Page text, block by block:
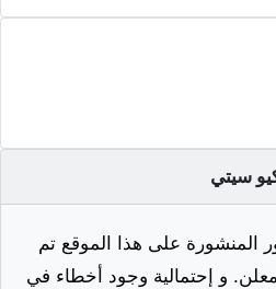
سيتي
المنشورة على هذا الموقع تم
و إحتمالية وجود أخطاء في